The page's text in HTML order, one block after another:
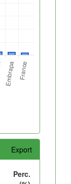
Export
Perc.